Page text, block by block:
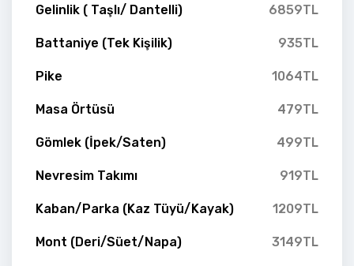
Gelinlik ( Taşlı/ Dantelli) 6859TL
Battaniye (Tek Kişilik) 935TL
Pike 1064TL
Masa Örtüsü 479TL
Gömlek (İpek/Saten) 499TL
Nevresim Takımı 919TL
Kaban/Parka (Kaz Tüyü/Kayak) 1209TL
Mont (Deri/Süet/Napa) 3149TL